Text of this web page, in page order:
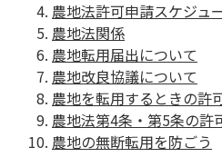
農地法許可申請スケジュ
農地法関係
農地転用届出について
農地改良協議について
農地を転用するときの許
農地法第4条・第5条の許
農地の無断転用を防ごう